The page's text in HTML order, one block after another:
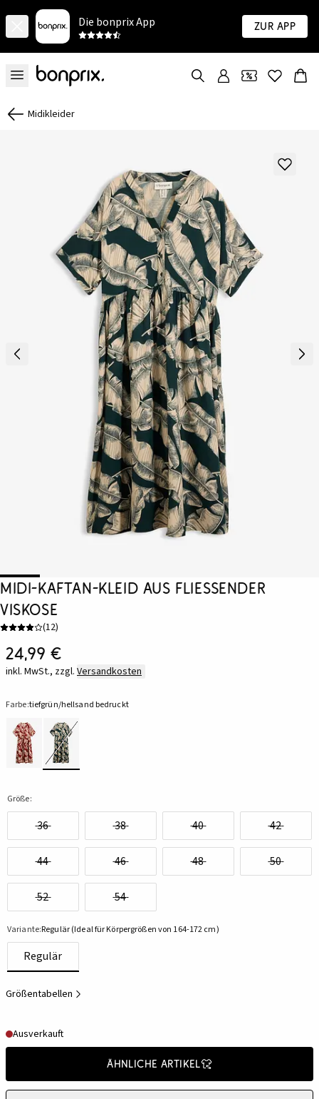
Die bonprix App Zur App
Midikleider
Midi-Kaftan-Kleid aus fließender
Viskose
(12)
24,99 €
inkl. MwSt., zzgl. Versandkosten
Farbe:tiefgrün/hellsand bedruckt
Größe:
36 38 40 42
44 46 48 50
52 54
Variante:Regulär (Ideal für Körpergrößen von 164-172 cm)
Regulär
Größentabellen
Ausverkauft
Ähnliche Artikel